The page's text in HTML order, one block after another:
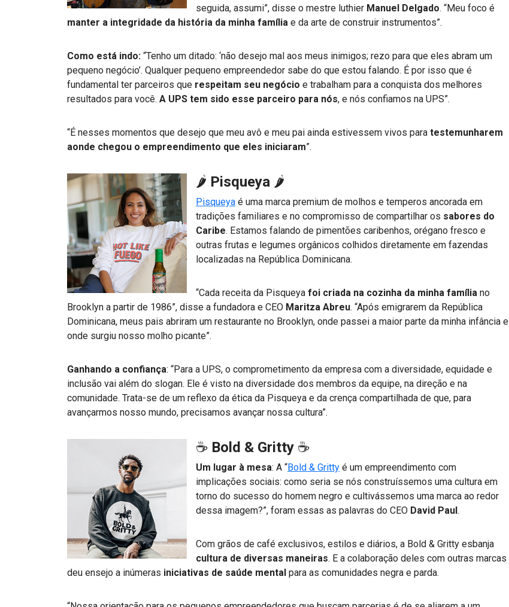
seguida, assumi”, disse o mestre luthier Manuel Delgado. “Meu foco é
manter a integridade da história da minha família e da arte de construir instrumentos”.
Como está indo: “Tenho um ditado: ‘não desejo mal aos meus inimigos; rezo para que eles abram um
pequeno negócio’. Qualquer pequeno empreendedor sabe do que estou falando. É por isso que é
fundamental ter parceiros que respeitam seu negócio e trabalham para a conquista dos melhores
resultados para você. A UPS tem sido esse parceiro para nós, e nós confiamos na UPS”.
“É nesses momentos que desejo que meu avô e meu pai ainda estivessem vivos para testemunharem
aonde chegou o empreendimento que eles iniciaram”.
🌶 Pisqueya 🌶
Pisqueya é uma marca premium de molhos e temperos ancorada em
tradições familiares e no compromisso de compartilhar os sabores do
Caribe. Estamos falando de pimentões caribenhos, orégano fresco e
outras frutas e legumes orgânicos colhidos diretamente em fazendas
localizadas na República Dominicana.
“Cada receita da Pisqueya foi criada na cozinha da minha família no
Brooklyn a partir de 1986”, disse a fundadora e CEO Maritza Abreu. “Após emigrarem da República
Dominicana, meus pais abriram um restaurante no Brooklyn, onde passei a maior parte da minha infância e
onde surgiu nosso molho picante”.
Ganhando a confiança: “Para a UPS, o comprometimento da empresa com a diversidade, equidade e
inclusão vai além do slogan. Ele é visto na diversidade dos membros da equipe, na direção e na
comunidade. Trata-se de um reflexo da ética da Pisqueya e da crença compartilhada de que, para
avançarmos nosso mundo, precisamos avançar nossa cultura”.
☕ Bold & Gritty ☕
Um lugar à mesa: A “Bold & Gritty é um empreendimento com
implicações sociais: como seria se nós construíssemos uma cultura em
torno do sucesso do homem negro e cultivássemos uma marca ao redor
dessa imagem?”, foram essas as palavras do CEO David Paul.
Com grãos de café exclusivos, estilos e diários, a Bold & Gritty esbanja
cultura de diversas maneiras. E a colaboração deles com outras marcas
deu ensejo a inúmeras iniciativas de saúde mental para as comunidades negra e parda.